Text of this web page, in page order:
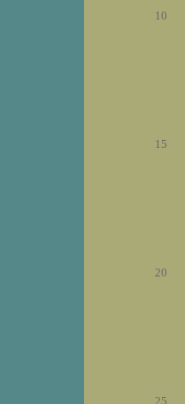
10
15
20
25